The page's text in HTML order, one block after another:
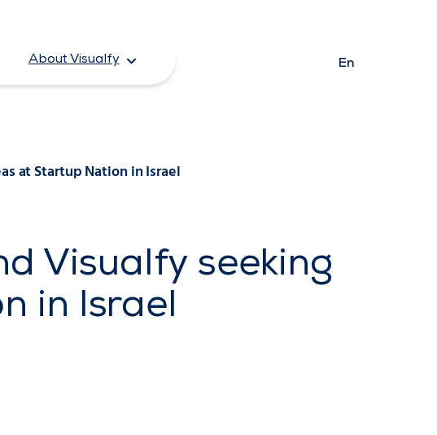
About Visualfy En
at Startup Nation in Israel
Visualfy seeking
in Israel